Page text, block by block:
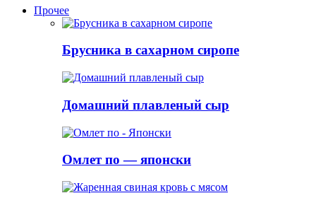
Прочее
Брусника в сахарном сиропе
Домашний плавленый сыр
Омлет по — японски